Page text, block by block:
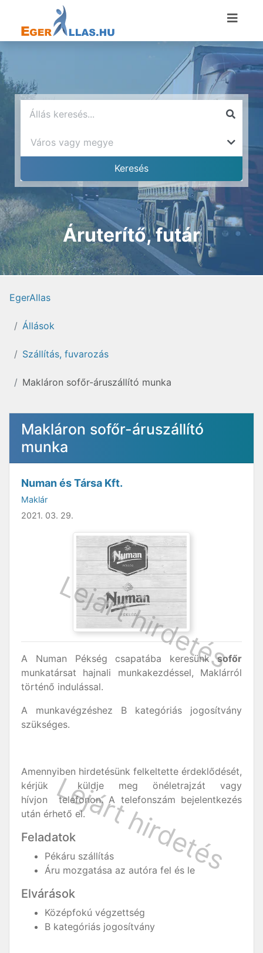
Áruterítő, futár
EgerAllas
Állások
Szállítás, fuvarozás
Makláron sofőr-áruszállító munka
Makláron sofőr-áruszállító
munka
Numan és Társa Kft.
Maklár
2021. 03. 29.
A Numan Pékség csapatába keresünksofőr
munkatársat hajnali munkakezdéssel, Maklárról
történő indulással.
A munkavégzéshez B kategóriás jogosítvány
szükséges.
Amennyiben hirdetésünk felkeltette érdeklődését,
kérjük küldje meg önéletrajzát vagy
hívjon telefonon. A telefonszám bejelentkezés
után érhető el.
Feladatok
Pékáru szállítás
Áru mozgatása az autóra fel és le
Elvárások
Középfokú végzettség
B kategóriás jogosítvány